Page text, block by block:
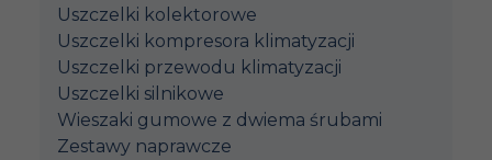
Uszczelki kolektorowe
Uszczelki kompresora klimatyzacji
Uszczelki przewodu klimatyzacji
Uszczelki silnikowe
Wieszaki gumowe z dwiema śrubami
Zestawy naprawcze